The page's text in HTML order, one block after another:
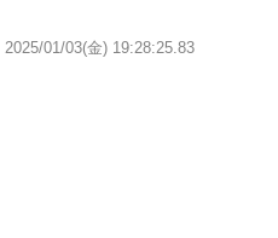
2025/01/03(金) 19:28:25.83